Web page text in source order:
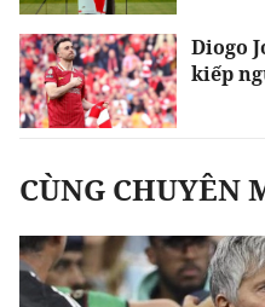
Diogo
kiếp
CÙNG CHUYÊN